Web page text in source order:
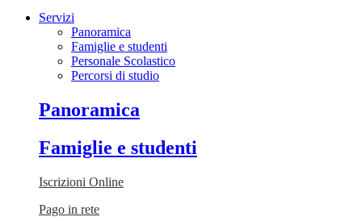
Servizi
Panoramica
Famiglie e studenti
Personale Scolastico
Percorsi di studio
Panoramica
Famiglie e studenti
Iscrizioni Online
Pago in rete